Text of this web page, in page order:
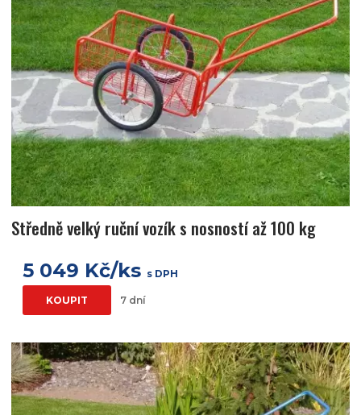
Středně velký ruční vozík s nosností až 100 kg
5 049 Kč/ks s DPH
KOUPIT 7 dní